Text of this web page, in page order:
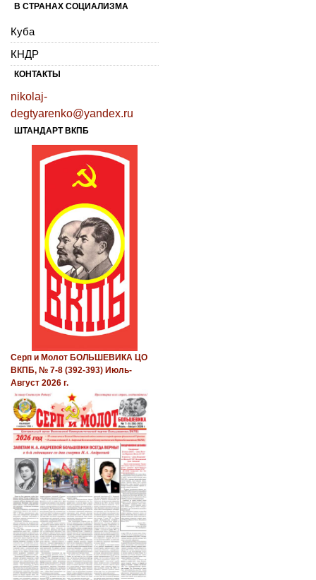
В СТРАНАХ СОЦИАЛИЗМА
Куба
КНДР
КОНТАКТЫ
nikolaj-
degtyarenko@yandex.ru
ШТАНДАРТ ВКПБ
Серп и Молот БОЛЬШЕВИКА ЦО
ВКПБ, № 7-8 (392-393) Июль-
Август 2026 г.